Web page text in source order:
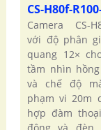
CS-H80f-
Camera CS-
với độ phân
quang 12×
tầm nhìn
và chế độ
phạm vi 20m
hợp đàm